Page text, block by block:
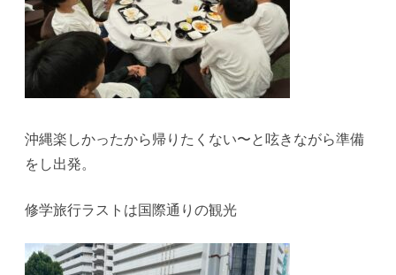
沖縄楽しかったから帰りたくない〜と呟きながら準備
をし出発。
修学旅行ラストは国際通りの観光